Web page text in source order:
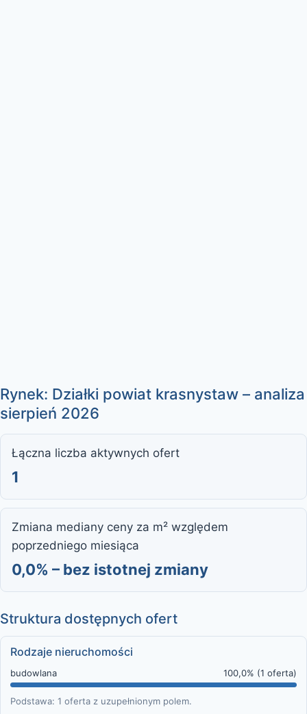
Rynek: Działki powiat krasnystaw – analiza
sierpień 2026
Łączna liczba aktywnych ofert
1
Zmiana mediany ceny za m² względem
poprzedniego miesiąca
0,0% – bez istotnej zmiany
Struktura dostępnych ofert
Rodzaje nieruchomości
budowlana 100,0% (1 oferta)
Podstawa: 1 oferta z uzupełnionym polem.